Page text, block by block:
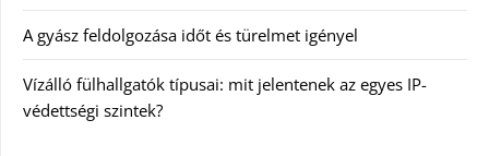
A gyász feldolgozása időt és türelmet igényel
Vízálló fülhallgatók típusai: mit jelentenek az egyes IP-
védettségi szintek?